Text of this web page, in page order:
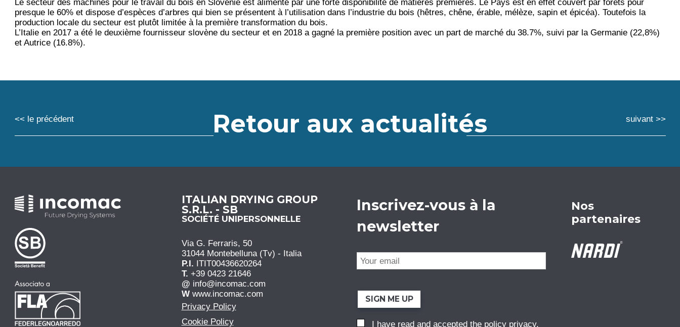
presque le 60% et dispose d’espèces d’arbres qui bien se présentent à l’utilisation dans l’industrie du bois (hêtres, chêne, érable, mélèze, sapin et épicéa). Toutefois la
production locale du secteur est plutôt limitée à la première transformation du bois.
L’Italie en 2017 a été le deuxième fournisseur slovène du secteur et en 2018 a gagné la première position avec un part de marché du 38.7%, suivi par la Germanie (22,8%)
et Autrice (16.8%).
<< le précédent suivant >>
Retour aux actualités
ITALIAN DRYING GROUP
S.R.L. - SB
SOCIÉTÉ UNIPERSONNELLE
Via G. Ferraris, 50
31044 Montebelluna (Tv) - Italia
P.I. ITIT00436620264
T. +39 0423 21646
@ info@incomac.com
W www.incomac.com
Privacy Policy
Cookie Policy
Inscrivez-vous à la
newsletter
SIGN ME UP
I have read and accepted the policy privacy.
Nos
partenaires